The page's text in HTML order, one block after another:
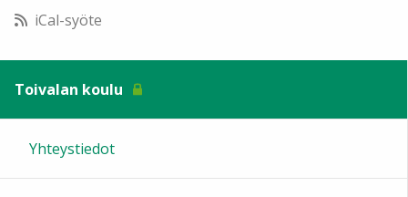
12:00
13:00
iCal-syöte
Toivalan koulu
Yhteystiedot